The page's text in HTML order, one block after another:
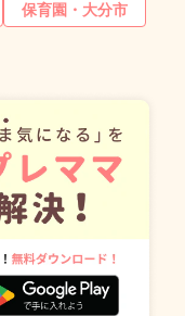
保育園・大分市